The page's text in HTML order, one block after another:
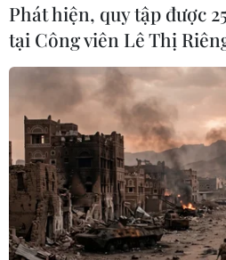
Phát hiện, quy tập được
tại Công viên Lê Thị